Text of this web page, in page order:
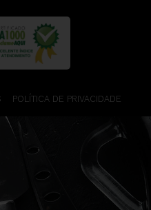
POLÍTICA DE PRIVACIDADE